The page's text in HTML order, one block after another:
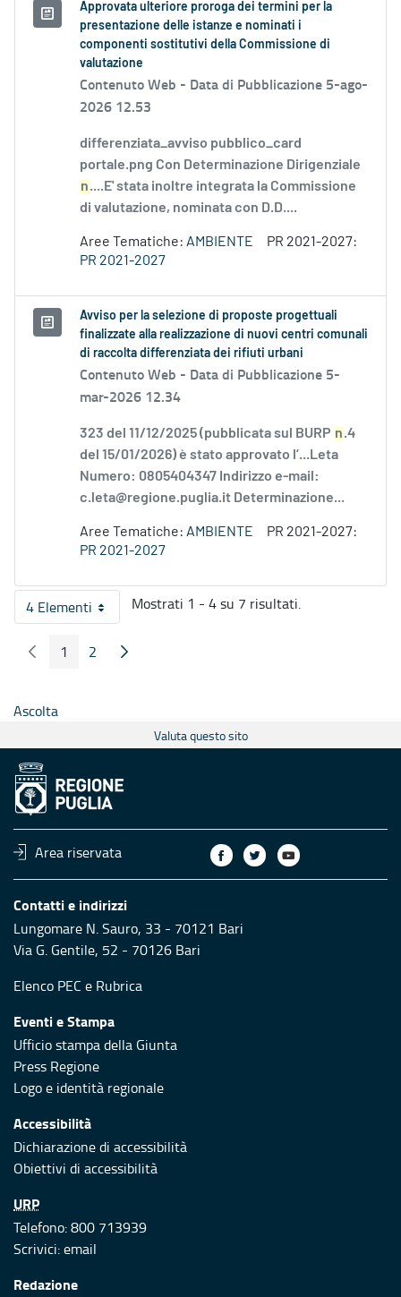
Approvata ulteriore proroga dei termini per la
presentazione delle istanze e nominati i
componenti sostitutivi della Commissione di
valutazione
Contenuto Web - Data di Pubblicazione 5-ago-
2026 12.53
differenziata_avviso pubblico_card
portale.png Con Determinazione Dirigenziale
n....E' stata inoltre integrata la Commissione
di valutazione, nominata con D.D....
Aree Tematiche: AMBIENTE
PR 2021-2027:
PR 2021-2027
Avviso per la selezione di proposte progettuali
finalizzate alla realizzazione di nuovi centri comunali
di raccolta differenziata dei rifiuti urbani
Contenuto Web - Data di Pubblicazione 5-
mar-2026 12.34
323 del 11/12/2025 (pubblicata sul BURP n.4
del 15/01/2026) è stato approvato l’...Leta
Numero: 0805404347 Indirizzo e-mail:
c.leta@regione.puglia.it Determinazione...
Aree Tematiche: AMBIENTE
PR 2021-2027:
PR 2021-2027
4 ElementiPer pagina
Mostrati 1 - 4 su 7 risultati.
Pagina Precedente
Pagina
1 Pagina
2 Pagina Seguente
Ascolta
Valuta questo sito
Area riservata
Contatti e indirizzi
Lungomare N. Sauro, 33 - 70121 Bari
Via G. Gentile, 52 - 70126 Bari
Elenco PEC e Rubrica
Eventi e Stampa
Ufficio stampa della Giunta
Press Regione
Logo e identità regionale
Accessibilità
Dichiarazione di accessibilità
Obiettivi di accessibilità
URP
Telefono: 800 713939
Scrivici:email
Redazione